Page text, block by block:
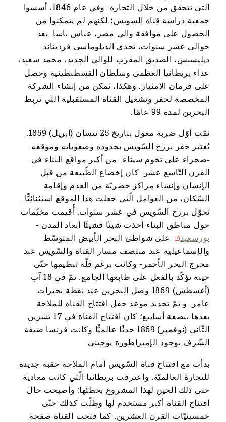
التي تتحقق من خلال التجارة. وفي عام 1846، أسسوا
جمعية دراسة قناة السويس؛ لكنهم لم يتمكنوا من
الحصول على موافقة والي مصر، عباس باشا. بعد
حوالي عشر سنوات، تحدى الدبلوماسي فرديناند
ديليسبس، الصديق المقرب للوالي الجديد، محمد سعيد،
عداء بريطانيا العظمى وسلطان القسطنطينية وحصل
على فرمان الامتياز. وهكذا، تمكن من إنشاء الشركة
المخصصة لحفر وتشغيل القناة المستقبلية التي تربط
البحرين لمدة 99 عامًا.
تمّت أوّل ضربة معول بتاريخ 25 نيسان (أبريل) 1859.
يُعتبر حفر برزخ السّويس بحدوده وصعوباته وموقعه
˗صحراء على تخوم سيناء- من أكبر مواقع البناء في
القرن التّاسع عشر. كان إخضاع الطّبيعة من قبل
الإنسان وإنشاء مراكز حضريّة من العدم وإقامة
السّكان، من العوامل الّتي جعلت هذا الموقع استثنائيًّا.
تحوّل برزخ السّويس في عشر سنوات: أُقيمت مخيّمات
حول مناطق البناء أخذت شيئًا فشيئًا أبعاد المدن -
بورسعيد
على شواطئ البحر الأبيض المتوسّط
والإسماعيلية عند منتصف مسار القناة والسّويس عند
مخرج البحر الأحمر- وكانت برغم قلّة تنظيمها حتّى
حينه تؤكّد بالفعل على طابعها الجامع. تمّ في 18 آب
(أغسطس) 1869 وصل البحرين عند نقطة بحيرات
عامر. و تمّ تحديد موعد حفل ​​افتتاح القناة للملاحة
بعدها ببضعة أسابيع؛ كان افتتاح القناة في 17 تشرين
الثّاني (نوفمبر) 1869 حدثًا عالميًّا وكانت فرنسا ضيفة
الشّرف بوجود الإمبراطورة يوجيني.
بدأت مع افتتاح قناة السّويس أمام الملاحة حقبة جديدة
للتجارة العالميّة. واعترفت بريطانيا الّتي كانت معادية
حتى ذلك الحين لهذا المشروع بخطئها: وأصبحت حالَ
افتتاح القناة أكبر مستخدم لها وظلّت كذلك حتّى
خمسينيّات القرن العشرين. كما فتحت القناة صفحة